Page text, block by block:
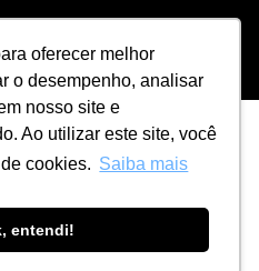
oferecer melhor
o desempenho, analisar
nosso site e
Ao utilizar este site, você
cookies. Saiba mais
entendi!
Reservados. Desenvolvido